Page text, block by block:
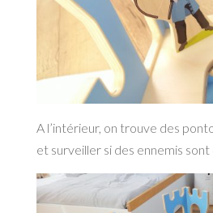
A l’intérieur, on trouve des
et surveiller si des ennemis sont